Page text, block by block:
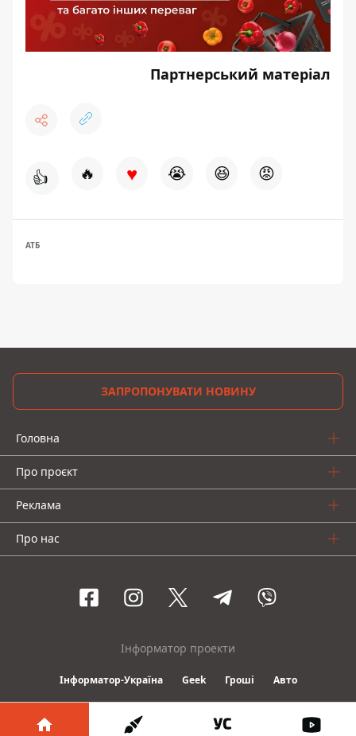
Партнерський матеріал
👍 🔥 ♥ 😭 😆 😡
АТБ
ЗАПРОПОНУВАТИ НОВИНУ
Головна
Про проєкт
Реклама
Про нас
Інформатор проекти
Інформатор-Україна Geek Гроші Авто
© 2016-2026 Informator